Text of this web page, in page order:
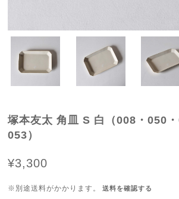
塚本友太 角皿 S 白（008・050
053）
¥3,300
※別途送料がかかります。 送料を確認する